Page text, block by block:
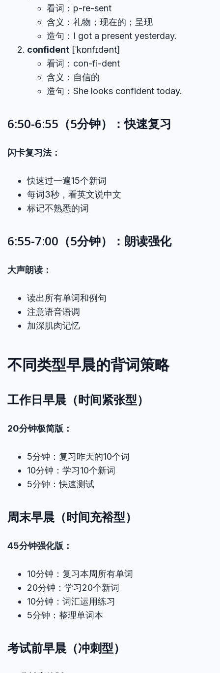
看词：p-re-sent
含义：礼物；现在的；呈现
造句：I got a present yesterday.
confident [ˈkɒnfɪdənt]
看词：con-fi-dent
含义：自信的
造句：She looks confident today.
6:50-6:55（5分钟）：快速复习
闪卡复习法：
快速过一遍15个新词
每词3秒，看英文说中文
标记不熟悉的词
6:55-7:00（5分钟）：朗读强化
大声朗读：
读出所有单词和例句
注意语音语调
加深肌肉记忆
不同类型早晨的背词策略
工作日早晨（时间紧张型）
20分钟极简版：
5分钟：复习昨天的10个词
10分钟：学习10个新词
5分钟：快速测试
周末早晨（时间充裕型）
45分钟强化版：
10分钟：复习本周所有单词
20分钟：学习20个新词
10分钟：词汇运用练习
5分钟：整理单词本
考试前早晨（冲刺型）